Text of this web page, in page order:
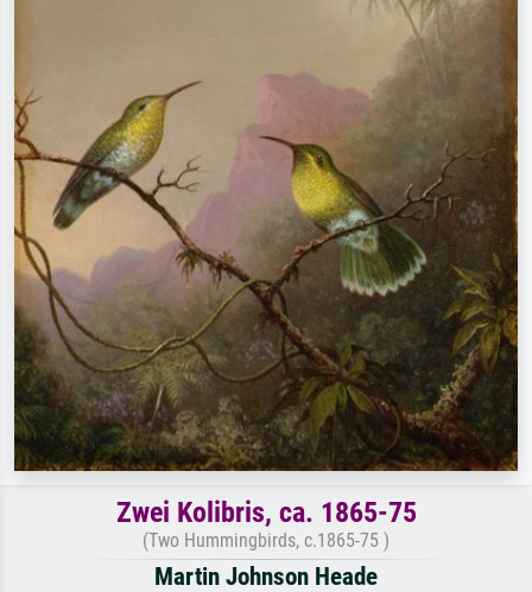
Zwei Kolibris, ca. 1865-75
(Two Hummingbirds, c.1865-75 )
Martin Johnson Heade